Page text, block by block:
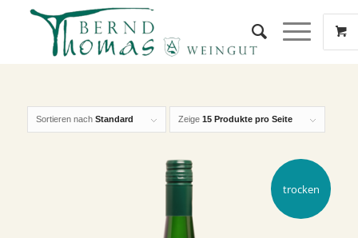
Sortieren nach Standard Zeige 15 Produkte pro Seite
trocken